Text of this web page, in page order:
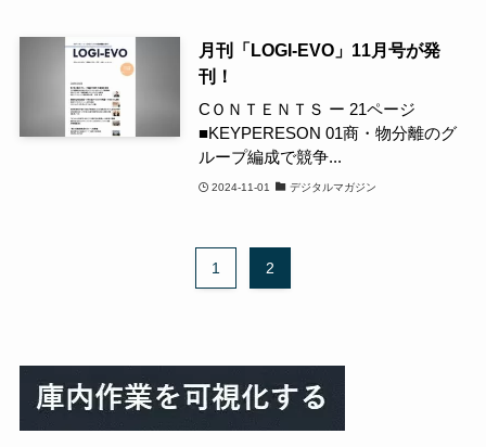
月刊「LOGI-EVO」11月号が発
刊！
CＯＮＴＥＮＴＳ ー 21ページ
■KEYPERESON 01商・物分離のグ
ループ編成で競争...
2024-11-01 デジタルマガジン
1 2